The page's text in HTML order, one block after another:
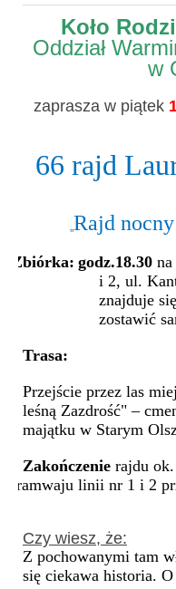
Koło
Oddział
w
zaprasza w piątek
66 rajd
„Rajd
Zbiórka: godz.18.30na
i 2, ul.
znajduje
zostawić
Trasa:
Przejście przez las
leśną Zazdrość" –
majątku w Starym
Zakończenie rajdu
tramwaju linii nr 1 i 2
Czy wiesz, że:
Z pochowanymi tam
się ciekawa historia.